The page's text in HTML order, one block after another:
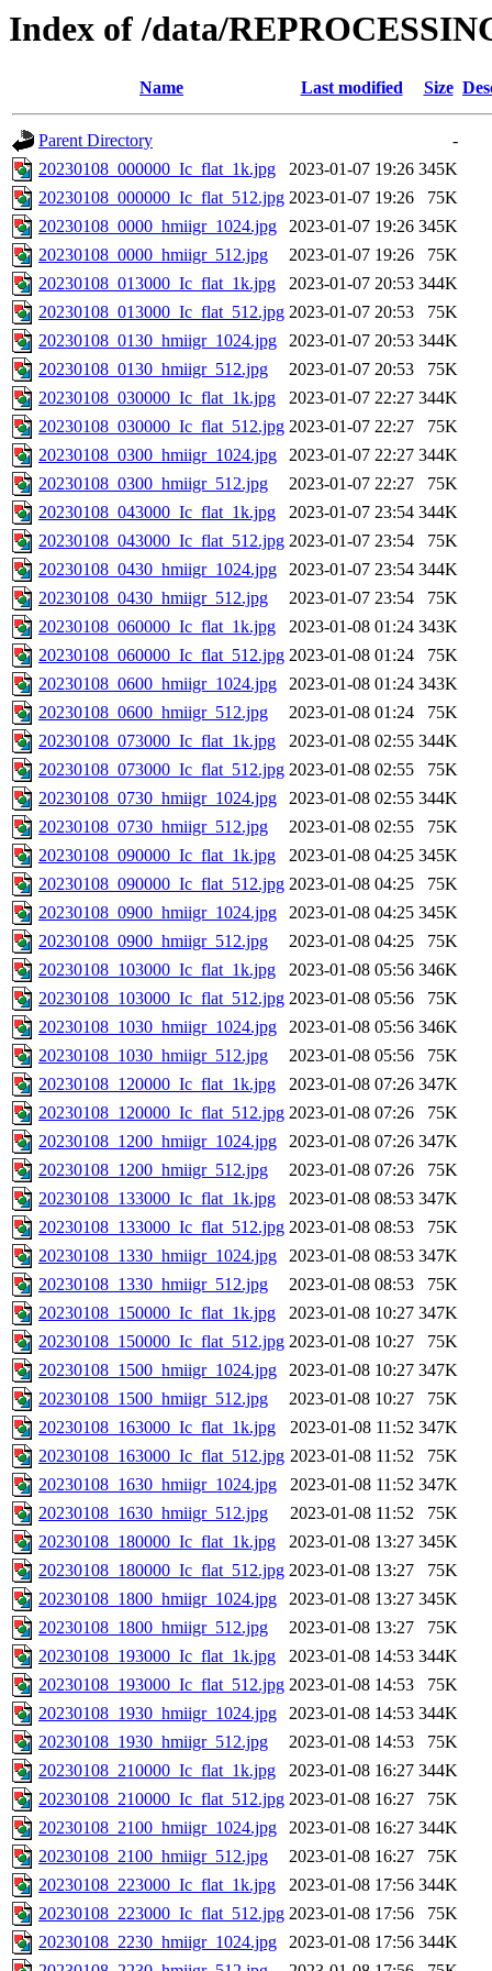
Index of /data/
Name Last modified Size
Parent Directory
-
20230108_000000_Ic_flat_1k.jpg
2023-01-07 19:26 345K
20230108_000000_Ic_flat_512.jpg 2023-01-07 19:26
75K
20230108_0000_hmiigr_1024.jpg
2023-01-07 19:26 345K
20230108_0000_hmiigr_512.jpg
2023-01-07 19:26
75K
20230108_013000_Ic_flat_1k.jpg
2023-01-07 20:53 344K
20230108_013000_Ic_flat_512.jpg 2023-01-07 20:53
75K
20230108_0130_hmiigr_1024.jpg
2023-01-07 20:53 344K
20230108_0130_hmiigr_512.jpg
2023-01-07 20:53
75K
20230108_030000_Ic_flat_1k.jpg
2023-01-07 22:27 344K
20230108_030000_Ic_flat_512.jpg 2023-01-07 22:27
75K
20230108_0300_hmiigr_1024.jpg
2023-01-07 22:27 344K
20230108_0300_hmiigr_512.jpg
2023-01-07 22:27
75K
20230108_043000_Ic_flat_1k.jpg
2023-01-07 23:54 344K
20230108_043000_Ic_flat_512.jpg 2023-01-07 23:54
75K
20230108_0430_hmiigr_1024.jpg
2023-01-07 23:54 344K
20230108_0430_hmiigr_512.jpg
2023-01-07 23:54
75K
20230108_060000_Ic_flat_1k.jpg
2023-01-08 01:24 343K
20230108_060000_Ic_flat_512.jpg 2023-01-08 01:24
75K
20230108_0600_hmiigr_1024.jpg
2023-01-08 01:24 343K
20230108_0600_hmiigr_512.jpg
2023-01-08 01:24
75K
20230108_073000_Ic_flat_1k.jpg
2023-01-08 02:55 344K
20230108_073000_Ic_flat_512.jpg 2023-01-08 02:55
75K
20230108_0730_hmiigr_1024.jpg
2023-01-08 02:55 344K
20230108_0730_hmiigr_512.jpg
2023-01-08 02:55
75K
20230108_090000_Ic_flat_1k.jpg
2023-01-08 04:25 345K
20230108_090000_Ic_flat_512.jpg 2023-01-08 04:25
75K
20230108_0900_hmiigr_1024.jpg
2023-01-08 04:25 345K
20230108_0900_hmiigr_512.jpg
2023-01-08 04:25
75K
20230108_103000_Ic_flat_1k.jpg
2023-01-08 05:56 346K
20230108_103000_Ic_flat_512.jpg 2023-01-08 05:56
75K
20230108_1030_hmiigr_1024.jpg
2023-01-08 05:56 346K
20230108_1030_hmiigr_512.jpg
2023-01-08 05:56
75K
20230108_120000_Ic_flat_1k.jpg
2023-01-08 07:26 347K
20230108_120000_Ic_flat_512.jpg 2023-01-08 07:26
75K
20230108_1200_hmiigr_1024.jpg
2023-01-08 07:26 347K
20230108_1200_hmiigr_512.jpg
2023-01-08 07:26
75K
20230108_133000_Ic_flat_1k.jpg
2023-01-08 08:53 347K
20230108_133000_Ic_flat_512.jpg 2023-01-08 08:53
75K
20230108_1330_hmiigr_1024.jpg
2023-01-08 08:53 347K
20230108_1330_hmiigr_512.jpg
2023-01-08 08:53
75K
20230108_150000_Ic_flat_1k.jpg
2023-01-08 10:27 347K
20230108_150000_Ic_flat_512.jpg 2023-01-08 10:27
75K
20230108_1500_hmiigr_1024.jpg
2023-01-08 10:27 347K
20230108_1500_hmiigr_512.jpg
2023-01-08 10:27
75K
20230108_163000_Ic_flat_1k.jpg
2023-01-08 11:52 347K
20230108_163000_Ic_flat_512.jpg 2023-01-08 11:52
75K
20230108_1630_hmiigr_1024.jpg
2023-01-08 11:52 347K
20230108_1630_hmiigr_512.jpg
2023-01-08 11:52
75K
20230108_180000_Ic_flat_1k.jpg
2023-01-08 13:27 345K
20230108_180000_Ic_flat_512.jpg 2023-01-08 13:27
75K
20230108_1800_hmiigr_1024.jpg
2023-01-08 13:27 345K
20230108_1800_hmiigr_512.jpg
2023-01-08 13:27
75K
20230108_193000_Ic_flat_1k.jpg
2023-01-08 14:53 344K
20230108_193000_Ic_flat_512.jpg 2023-01-08 14:53
75K
20230108_1930_hmiigr_1024.jpg
2023-01-08 14:53 344K
20230108_1930_hmiigr_512.jpg
2023-01-08 14:53
75K
20230108_210000_Ic_flat_1k.jpg
2023-01-08 16:27 344K
20230108_210000_Ic_flat_512.jpg 2023-01-08 16:27
75K
20230108_2100_hmiigr_1024.jpg
2023-01-08 16:27 344K
20230108_2100_hmiigr_512.jpg
2023-01-08 16:27
75K
20230108_223000_Ic_flat_1k.jpg
2023-01-08 17:56 344K
20230108_223000_Ic_flat_512.jpg 2023-01-08 17:56
75K
20230108_2230_hmiigr_1024.jpg
2023-01-08 17:56 344K